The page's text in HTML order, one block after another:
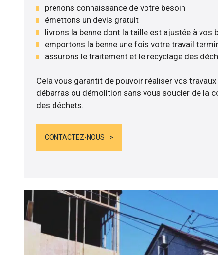
prenons connaissance de votre besoin
émettons un devis gratuit
livrons la benne dont la taille est ajustée à vos
emportons la benne une fois votre travail
assurons le traitement et le recyclage des
Cela vous garantit de pouvoir réaliser vos
débarras ou démolition sans vous soucier de la
des déchets.
CONTACTEZ-NOUS